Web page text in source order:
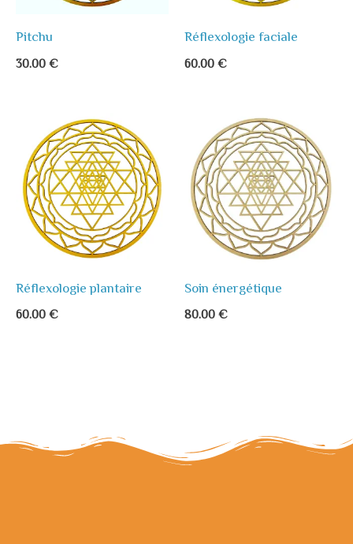
Pitchu
30.00€
Réflexologie faciale
60.00€
Réflexologie plantaire
60.00€
Soin énergétique
80.00€